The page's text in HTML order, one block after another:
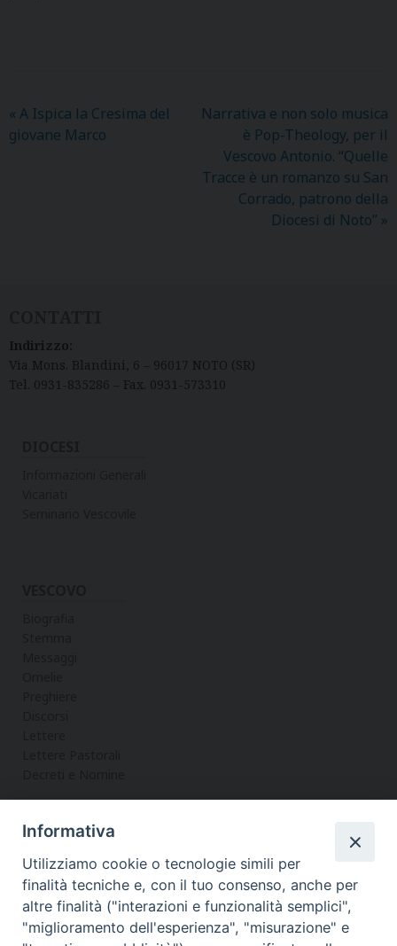
« A Ispica la Cresima del
giovane Marco
Narrativa e non solo musica
è Pop-Theology, per il
Vescovo Antonio. “Quelle
Tracce è un romanzo su San
Corrado, patrono della
Diocesi di Noto” »
Indirizzo:
Via Mons. Blandini, 6 – 96017 NOTO (SR)
Tel. 0931-835286 – Fax. 0931-573310
Informazioni
Vicario Generale
Uffici
Servizi
Informativa
Utilizziamo cookie o tecnologie simili per
finalità tecniche e, con il tuo consenso, anche per
altre finalità ("interazioni e funzionalità semplici",
"miglioramento dell'esperienza", "misurazione" e